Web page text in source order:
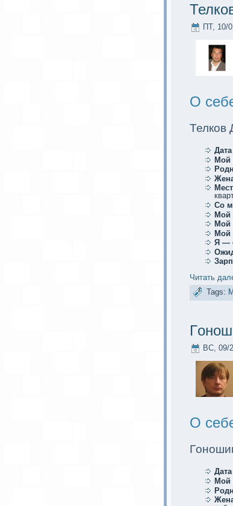
ПТ, 10/
О
Телков
Мой
Со
Мой
Мой
Мой
Я —
Читать
Tags:
ВС, 09/
О
Мой